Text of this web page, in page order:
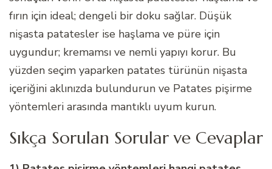
fırın için ideal; dengeli bir doku sağlar. Düşük
nişasta patatesler ise haşlama ve püre için
uygundur; kremamsı ve nemli yapıyı korur. Bu
yüzden seçim yaparken patates türünün nişasta
içeriğini aklınızda bulundurun ve Patates pişirme
yöntemleri arasında mantıklı uyum kurun.
Sıkça Sorulan Sorular ve Cevaplar